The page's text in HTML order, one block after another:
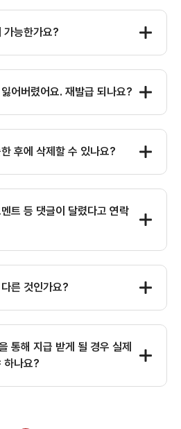
가능한가요?
어버렸어요. 재발급 되나요?
후에 삭제할 수 있나요?
트 등 댓글이 달렸다고 연락
른 것인가요?
통해 지급 받게 될 경우 실제
하나요?